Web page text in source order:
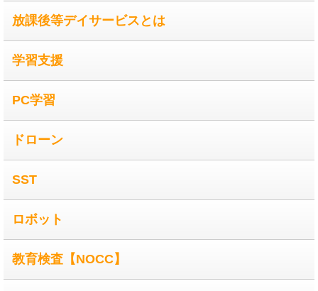
放課後等デイサービスとは
学習支援
PC学習
ドローン
SST
ロボット
教育検査【NOCC】